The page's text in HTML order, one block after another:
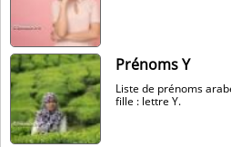
Prénoms Y
Liste de prénoms
fille : lettre Y.